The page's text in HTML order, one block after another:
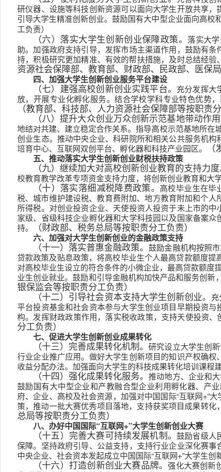
研仪器、设施等科技创新资源可以面向大学生开放共享
引导大学生精准创新创业。鼓励国有大中型企业面向高校
工负责）
（六）落实大学生创新创业保障政策。 落实大
助。加强政府支持引导，发挥市场主渠道作用，鼓励有
持，积极研究更加精准、有效的帮扶措施，及时总结经
资源社会保障部、教育部、财政部、民政部、医保
四、加强大学生创新创业服务平台建设
（七）建强高校创新创业实践平台。 充分发挥大
放，开展专业化孵化服务。结合学校学科专业特色优势
（教育部、科技部、人力资源社会保障部等按职责
（八）提升大众创业万众创新示范基地带动作
地结对共建、建立稳定合作关系。指导高校示范基地所在
创业生态。推动中央企业、科研院所和相关公共服务机
培育中心、互联网双创平台、孵化器和科技产业园区。
五、推动落实大学生创新创业财税扶持政策
（九）继续加大对高校创新创业教育的支持力
校教育教学改革专项资金支持力度，将创新创业教育和大
（十）落实落细减税降费政策。 高校毕业生在毕
税、城市维护建设税、教育费附加、地方教育附加和个
所得税。对创业投资企业、天使投资人投资于未上市的
家级、省级科技企业孵化器和大学科技园以及国家备案
持。
（财政部、税务总局等按职责分工负责）
六、加强对大学生创新创业的金融政策支持
（十一）落实普惠金融政策。鼓励金融机构按照
贷款政策及贴息政策，将高校毕业生个人最高贷款额度
对高校毕业生设立的符合条件的小微企业，最高贷款额
业生创业就业。鼓励和引导金融机构加快产品和服务创
银保监会等按职责分工负责）
（十二）引导社会资本支持大学生创新创业。
平台投资基金和社会资本参与大学生创业项目早期投资
构。发挥财政政策作用，落实税收政策，支持天使投资
分工负责）
七、促进大学生创新创业成果转化
（十三）完善成果转化机制。研究设立大学生创
行业企业推广应用。做好大学生创新项目的知识产权确
收益分配办法。加强面向大学生的科技成果转化培训课程
（十四）强化成果转化服务。推动地方、企业和
鼓励国有大中型企业和产教融合型企业利用孵化器、产
府、企业、高校及社会资源，加强对中国国际“互联网+”
策，推动一批大赛优秀项目落地，支持获奖项目成果转
总局等按职责分工负责）
八、办好中国国际“互联网+”大学生创新创业大赛
（十五）完善大赛可持续发展机制。鼓励省级人
保障。坚持政府引导、公益支持，支持行业企业深化赛
中央企业、社会资本发起成立中国国际“互联网+”大学生
（十六）打造创新创业大赛品牌。强化大赛创新